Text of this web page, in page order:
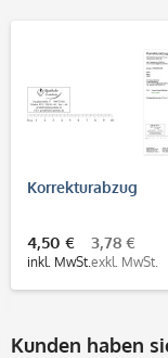
Korrekturabzug
4,50 €
inkl. MwSt.
3,78 €
exkl. MwSt.
Kunden haben